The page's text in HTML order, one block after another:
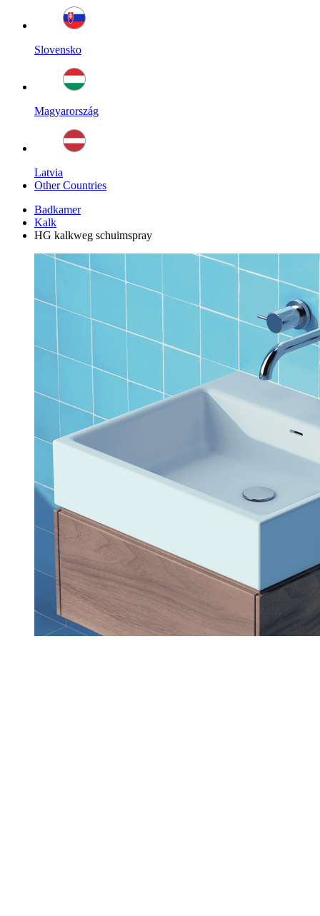
Slovensko
Magyarország
Latvia
Other Countries
Badkamer
Kalk
HG kalkweg schuimspray